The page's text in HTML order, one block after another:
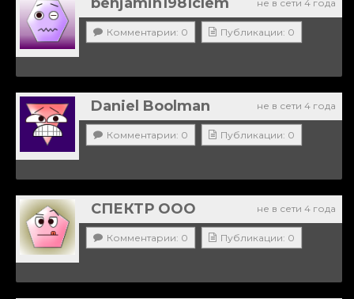
не в сети 4 года
Комментарии: 0 Публикации: 0
не в сети 4 года
Daniel Boolman
Комментарии: 0 Публикации: 0
не в сети 4 года
СПЕКТР ООО
Комментарии: 0 Публикации: 0